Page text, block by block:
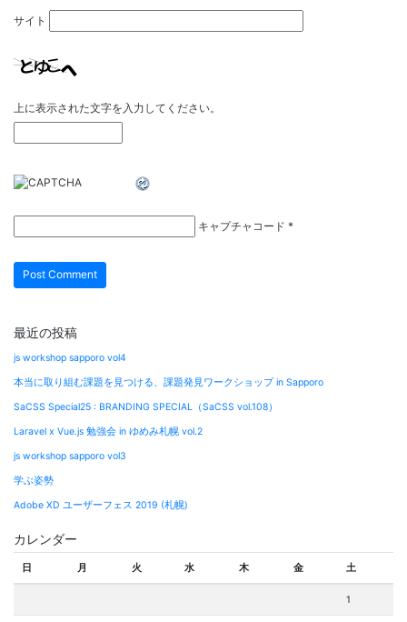
サイト
上に表示された文字を入力してください。
キャプチャコード *
最近の投稿
js workshop sapporo vol4
本当に取り組む課題を見つける、課題発見ワークショップ in Sapporo
SaCSS Special25 : BRANDING SPECIAL（SaCSS vol.108）
Laravel x Vue.js 勉強会 in ゆめみ札幌 vol.2
js workshop sapporo vol3
学ぶ姿勢
Adobe XD ユーザーフェス 2019 (札幌)
カレンダー
日 月 火 水 木 金 土
1